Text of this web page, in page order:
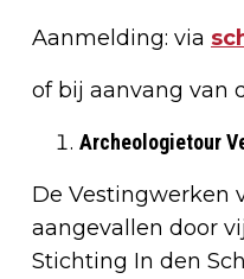
Aanmelding: via
of bij aanvang van
Archeologietour
De Vestingwerken
aangevallen door
Stichting In den